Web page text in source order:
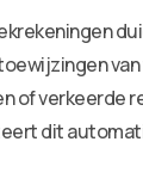
of verkeerde
dit